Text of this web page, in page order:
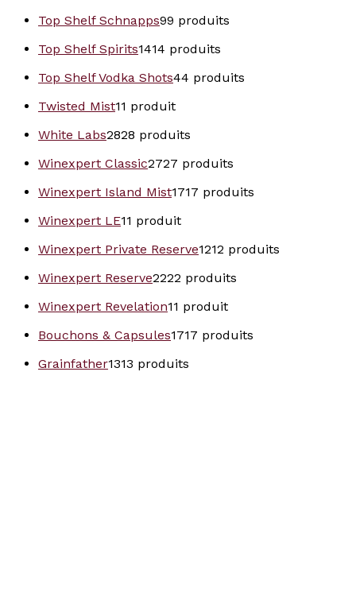
Top Shelf Schnapps99 produits
Top Shelf Spirits1414 produits
Top Shelf Vodka Shots44 produits
Twisted Mist11 produit
White Labs2828 produits
Winexpert Classic2727 produits
Winexpert Island Mist1717 produits
Winexpert LE11 produit
Winexpert Private Reserve1212 produits
Winexpert Reserve2222 produits
Winexpert Revelation11 produit
Bouchons & Capsules1717 produits
Grainfather1313 produits